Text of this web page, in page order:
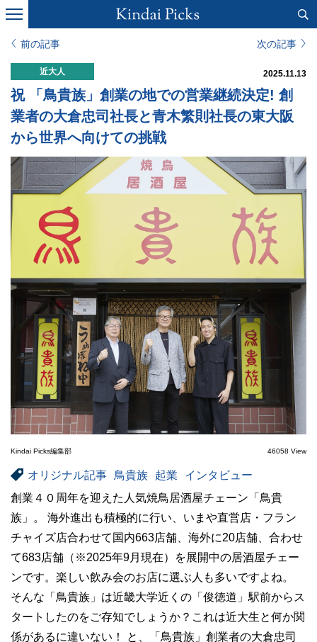
前の記事 次の記事
近大人 2025.11.13
祝 「鳥貴族」創業の地での営業継続決定! 創
業者の大倉忠司社長と青木繁則社長の東大阪
から世界へ向けての挑戦
Kindai Picks編集部 46058 View
オリジナル記事 鳥貴族 起業
インタビュー
創業４０周年を迎えた人気焼鳥居酒屋チェーン「鳥貴
族」。 海外進出も積極的に行い、いまや直営店・フラン
チャイズ店合わせて国内663店舗、海外に20店舗、合わせ
て683店舗（※2025年9月現在）を展開中の居酒屋チェー
ンです。楽しい飲み会のお店に選ぶ人も多いですよね。
そんな「鳥貴族」は近畿大学近くの「俊徳道」駅前からス
タートしたのをご存知でしょうか？これは近大生と何か関
係があるに違いない！ と、「鳥貴族」創業者の大倉忠司